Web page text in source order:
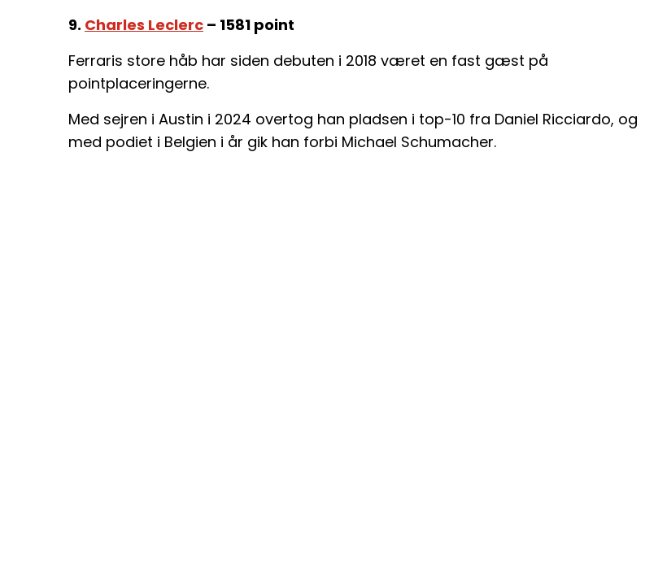
9. Charles Leclerc – 1581 point
Ferraris store håb har siden debuten i 2018 været en fast gæst på
pointplaceringerne.
Med sejren i Austin i 2024 overtog han pladsen i top-10 fra Daniel Ricciardo, og
med podiet i Belgien i år gik han forbi Michael Schumacher.